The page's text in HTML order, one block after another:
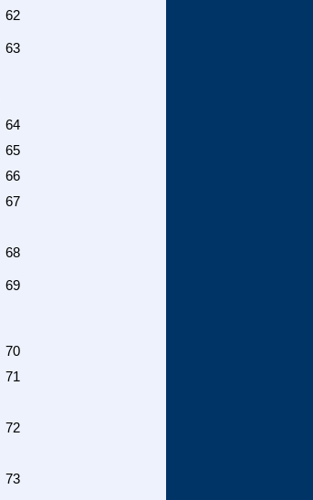
62
63
64
65
66
67
68
69
70
71
72
73